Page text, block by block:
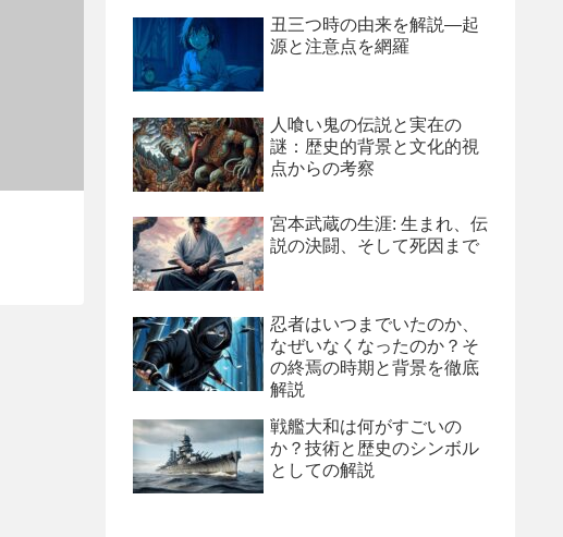
丑三つ時の由来を解説―起
源と注意点を網羅
人喰い鬼の伝説と実在の
謎：歴史的背景と文化的視
点からの考察
宮本武蔵の生涯: 生まれ、伝
説の決闘、そして死因まで
忍者はいつまでいたのか、
なぜいなくなったのか？そ
の終焉の時期と背景を徹底
解説
戦艦大和は何がすごいの
か？技術と歴史のシンボル
としての解説